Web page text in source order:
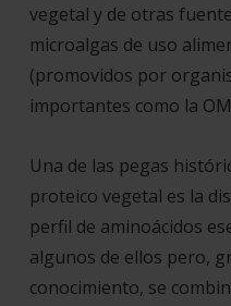
vegetal y de otras
microalgas de uso
(promovidos por
importantes como la
Una de las pegas
proteico vegetal es la
perfil de aminoácidos
algunos de ellos pero,
conocimiento, se